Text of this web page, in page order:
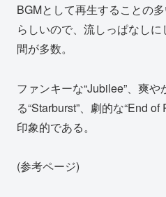
BGMとして再生することの
らしいので、流しっぱなし
間が多数。
ファンキーな“Jubilee”、爽
る“Starburst”、劇的な“End
印象的である。
(参考ページ)